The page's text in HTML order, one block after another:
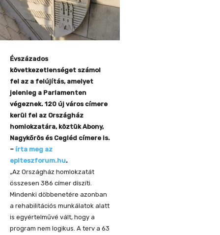
Évszázados
következetlenséget számol
fel az a felújítás, amelyet
jelenleg a Parlamenten
végeznek. 120 új város címere
kerül fel az Országház
homlokzatára, köztük Abony,
Nagykőrös és Cegléd címere is.
– írta meg az
epiteszforum.hu.
„Az Országház homlokzatát
összesen 386 címer díszíti.
Mindenki döbbenetére azonban
a rehabilitációs munkálatok alatt
is egyértelművé vált, hogy a
program nem logikus. A terv a 63